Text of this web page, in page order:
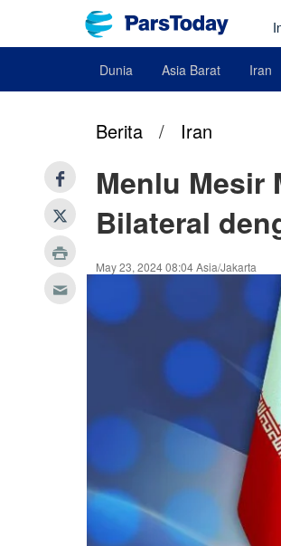
Dunia Asia Barat Iran
Berita / Iran
Menlu Mesir
Bilateral
May 23, 2024 08:04 Asia/Jakarta